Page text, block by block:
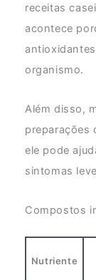
receitas
acontece
organismo.
Além disso,
preparações
ele pode
sintomas
Compostos
Nutriente